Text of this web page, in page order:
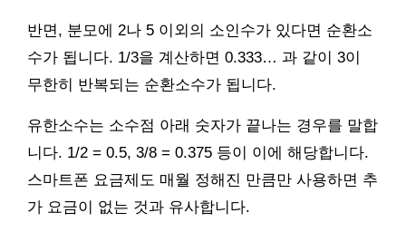
반면, 분모에 2나 5 이외의 소인수가 있다면 순환소
수가 됩니다. 1/3을 계산하면 0.333… 과 같이 3이
무한히 반복되는 순환소수가 됩니다.
유한소수는 소수점 아래 숫자가 끝나는 경우를 말합
니다. 1/2 = 0.5, 3/8 = 0.375 등이 이에 해당합니다.
스마트폰 요금제도 매월 정해진 만큼만 사용하면 추
가 요금이 없는 것과 유사합니다.